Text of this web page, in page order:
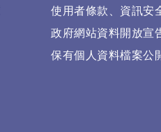
使用者條款、資訊安
政府網站資料開放宣
保有個人資料檔案公